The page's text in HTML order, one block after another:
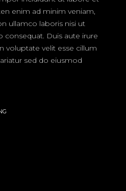
enim ad minim veniam,
ullamco laboris nisi ut
Duis aute irure
voluptate velit esse cillum
sed do eiusmod